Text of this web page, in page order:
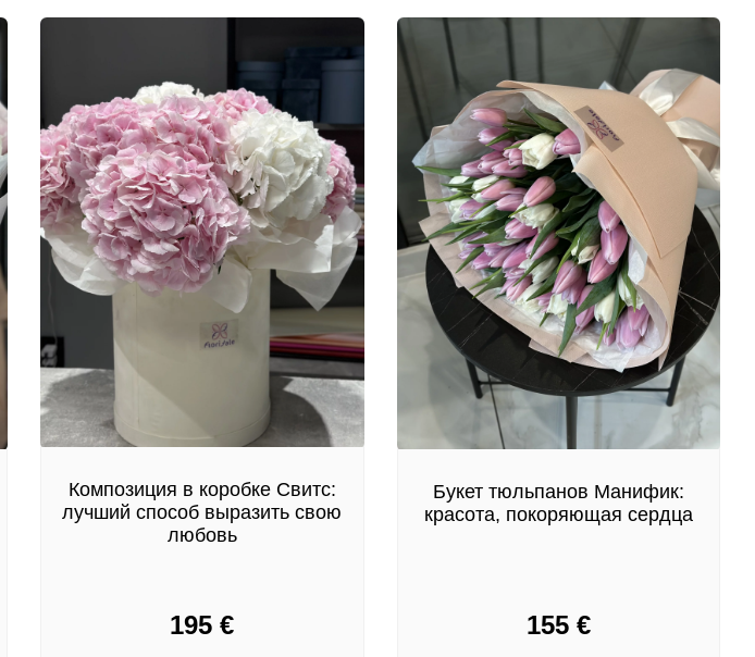
Композиция в коробке Свитс:
лучший способ выразить свою
любовь
195€
Букет тюльпанов Манифик:
красота, покоряющая сердца
155 €